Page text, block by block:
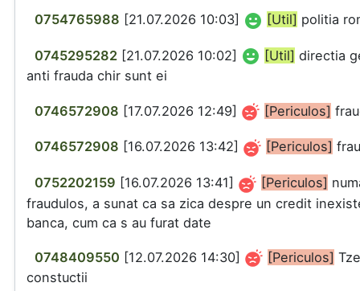
0754765988 [21.07.2026 10:03] [Util] politia
0745295282 [21.07.2026 10:02] [Util] directia
anti frauda chir sunt ei
0746572908 [17.07.2026 12:49] [Periculos]
0746572908 [16.07.2026 13:42] [Periculos]
0752202159 [16.07.2026 13:41] [Periculos]
fraudulos, a sunat ca sa zica despre un credit
banca, cum ca s au furat date
0748409550 [12.07.2026 14:30] [Periculos]
constuctii